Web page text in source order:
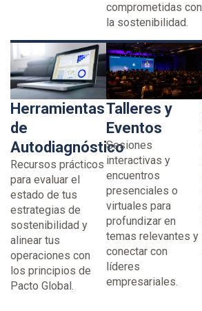
comprometidas con
la sostenibilidad.
Herramientas
de
Autodiagnóstico
Recursos prácticos
para evaluar el
estado de tus
estrategias de
sostenibilidad y
alinear tus
operaciones con
los principios de
Pacto Global.
Talleres y
Eventos
Sesiones
interactivas y
encuentros
presenciales o
virtuales para
profundizar en
temas relevantes y
conectar con
líderes
empresariales.